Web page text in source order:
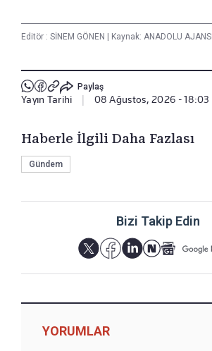
Editör : SİNEM GÖNEN Kaynak: ANADOLU AJANSI
Paylaş
Yayın Tarihi 08 Ağustos, 2026 - 18:03
Haberle İlgili Daha Fazlası
Gündem
Bizi Takip Edin
YORUMLAR